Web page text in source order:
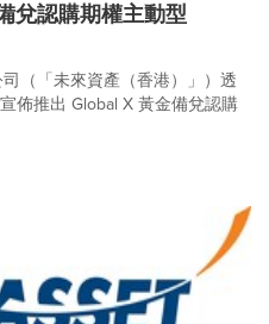
兌認購期權主動型
（「未來資產（香港）」）透
佈推出 Global X 黃金備兌認購